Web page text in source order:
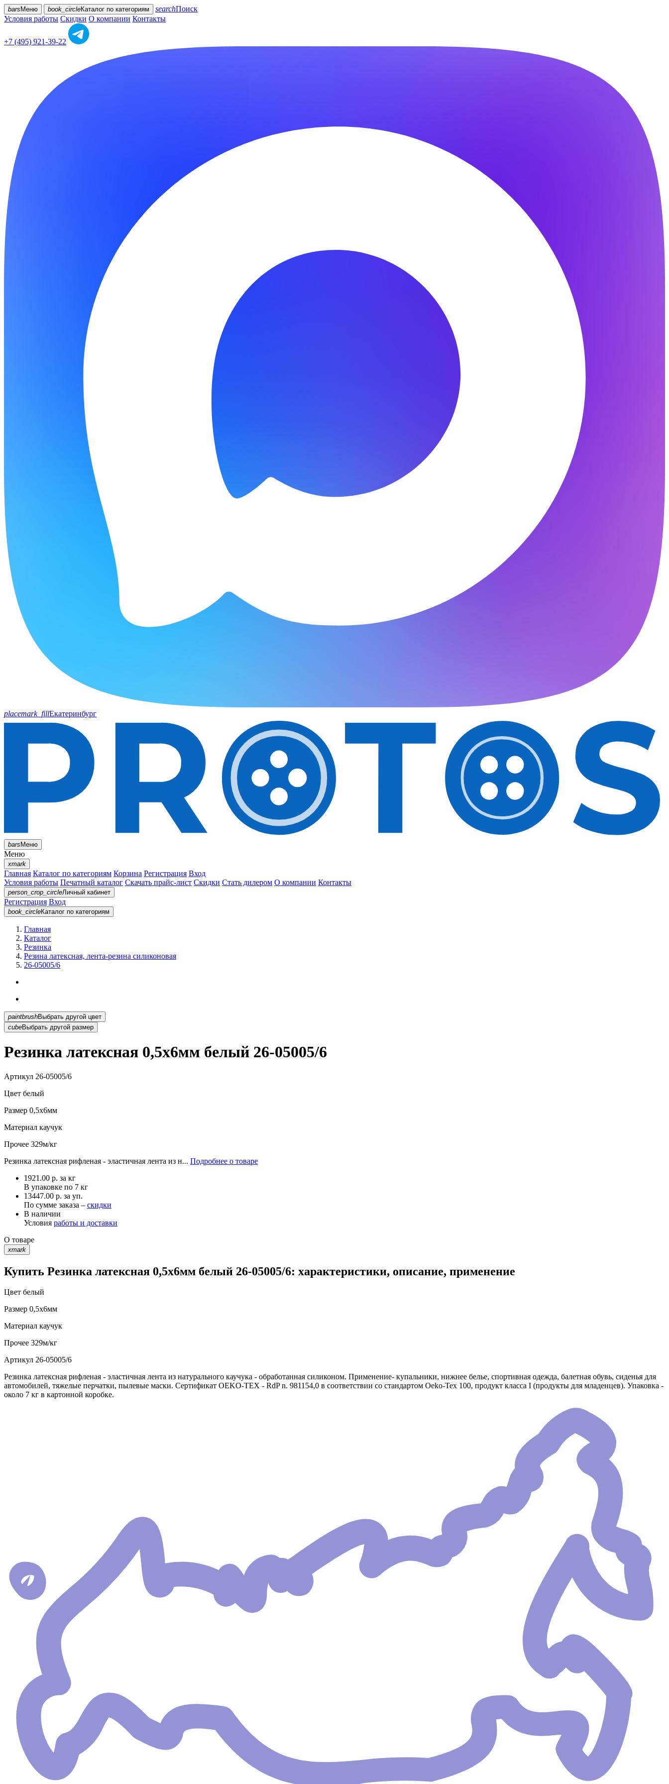
bars Меню book_circleКаталог по категориям searchПоиск
Условия работы Скидки О компании Контакты
+7 (495) 921-39-22
placemark_fillЕкатеринбург
barsМеню
Меню
xmark
Главная Каталог по категориям Корзина Регистрация Вход
Условия работы Печатный каталог Скачать прайс-лист Скидки Стать дилером О компании Контакты
person_crop_circleЛичный кабинет
Регистрация Вход
book_circleКаталог по категориям
Главная
Каталог
Резинка
Резина латексная, лента-резина силиконовая
26-05005/6
paintbrush
Выбрать другой цвет
cubeВыбрать другой размер
Резинка латексная 0,5х6мм белый 26-05005/6
Артикул 26-05005/6
Цвет белый
Размер 0,5х6мм
Материал каучук
Прочее 329м/кг
Резинка латексная рифленая - эластичная лента из н... Подробнее о товаре
1921.00 р. за кг
В упаковке по 7 кг
13447.00 р. за уп.
По сумме заказа – скидки
В наличии
Условия работы и доставки
О товаре
xmark
Купить Резинка латексная 0,5х6мм белый 26-05005/6: характеристики, описание, применение
Цвет белый
Размер 0,5х6мм
Материал каучук
Прочее 329м/кг
Артикул 26-05005/6
Резинка латексная рифленая - эластичная лента из натурального каучука - обработанная силиконом. Применение- купальники, нижнее белье, спортивная одежда, балетная обувь, сиденья для
автомобилей, тяжелые перчатки, пылевые маски. Сертификат OEKO-TEX - RdP n. 981154,0 в соответствии со стандартом Oeko-Tex 100, продукт класса I (продукты для младенцев). Упаковка -
около 7 кг в картонной коробке.